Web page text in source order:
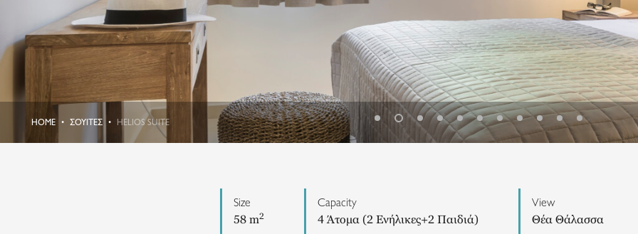
HOME ΣΟΥΊΤΕΣ HELIOS SUITE
Size
58 m2
Capacity
4 Άτομα (2 Ενήλικες+2 Παιδιά)
View
Θέα Θάλασσα